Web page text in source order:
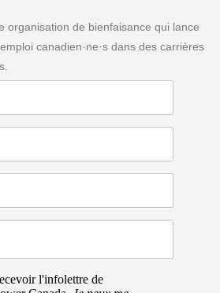
organisation de bienfaisance qui lance
canadien·ne·s dans des carrières